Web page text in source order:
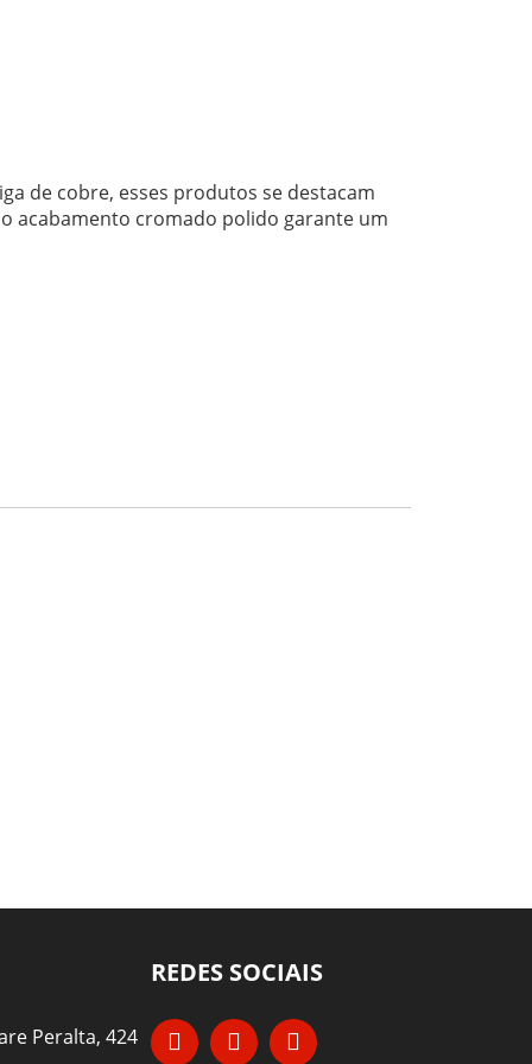
de cobre, esses produtos se destacam
acabamento cromado polido garante um
Peralta, 424
REDES SOCIAIS